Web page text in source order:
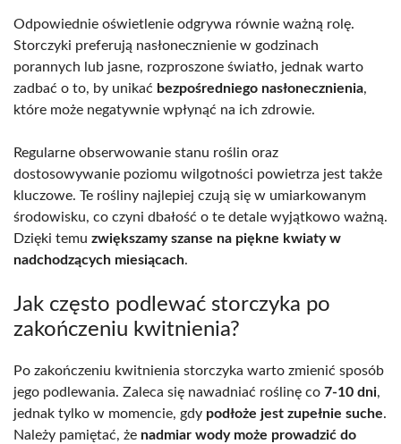
Odpowiednie oświetlenie odgrywa równie ważną rolę.
Storczyki preferują nasłonecznienie w godzinach
porannych lub jasne, rozproszone światło, jednak warto
zadbać o to, by unikać bezpośredniego nasłonecznienia,
które może negatywnie wpłynąć na ich zdrowie.
Regularne obserwowanie stanu roślin oraz
dostosowywanie poziomu wilgotności powietrza jest także
kluczowe. Te rośliny najlepiej czują się w umiarkowanym
środowisku, co czyni dbałość o te detale wyjątkowo ważną.
Dzięki temu zwiększamy szanse na piękne kwiaty w
nadchodzących miesiącach.
Jak często podlewać storczyka po
zakończeniu kwitnienia?
Po zakończeniu kwitnienia storczyka warto zmienić sposób
jego podlewania. Zaleca się nawadniać roślinę co 7-10 dni,
jednak tylko w momencie, gdy podłoże jest zupełnie suche.
Należy pamiętać, że nadmiar wody może prowadzić do